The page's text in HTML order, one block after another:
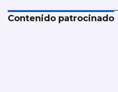
Contenido patrocinado